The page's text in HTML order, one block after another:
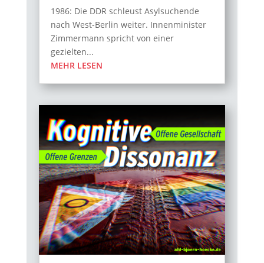
1986: Die DDR schleust Asylsuchende
nach West-Berlin weiter. Innenminister
Zimmermann spricht von einer
gezielten...
MEHR LESEN